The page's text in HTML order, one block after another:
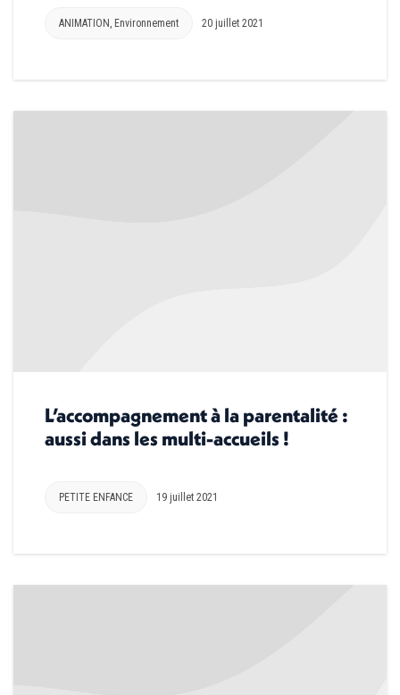
ANIMATION Environnement 20 juillet 2021
L’accompagnement à la parentalité :
aussi dans les multi-accueils !
PETITE ENFANCE 19 juillet 2021